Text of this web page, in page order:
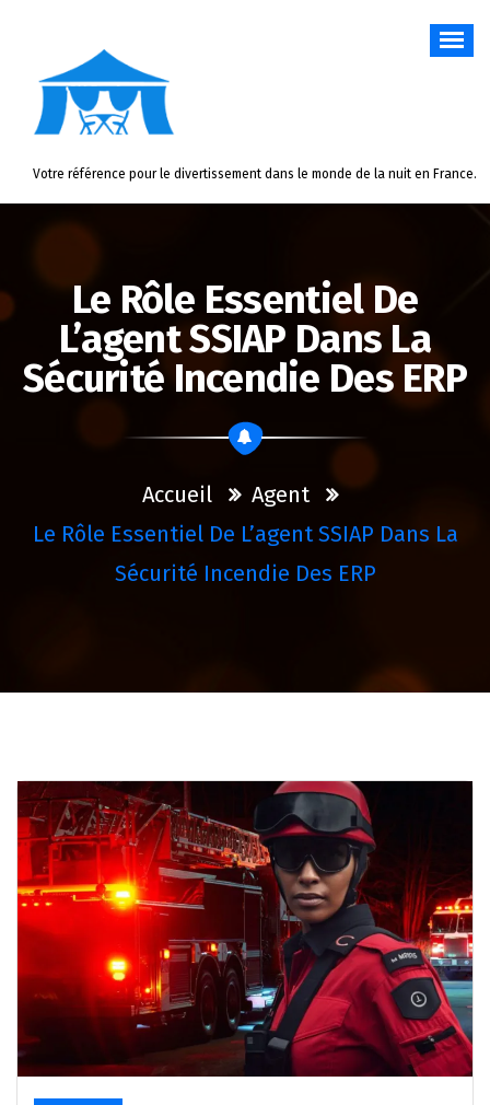
Votre référence pour le divertissement dans le monde de la nuit en France.
Le Rôle Essentiel De
L’agent SSIAP Dans La
Sécurité Incendie Des ERP
Accueil
Agent
Le Rôle Essentiel De L’agent SSIAP Dans La
Sécurité Incendie Des ERP